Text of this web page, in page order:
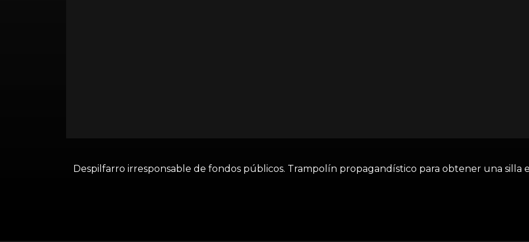
Despilfarro irresponsable de fondos públicos. Trampolín propagandístico para obtener una silla